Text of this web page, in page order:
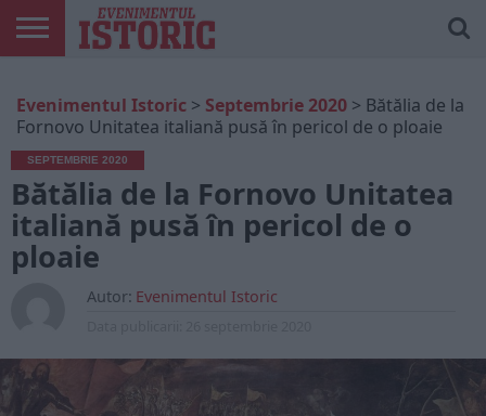
ONLINE
EDIȚII
TIPĂRITE
ISTORIC
PLAY
CONTUL
MEU
Evenimentul Istoric > Septembrie 2020 > Bătălia de la
Fornovo Unitatea italiană pusă în pericol de o ploaie
SEPTEMBRIE 2020
Bătălia de la Fornovo Unitatea
italiană pusă în pericol de o
ploaie
Autor: Evenimentul Istoric